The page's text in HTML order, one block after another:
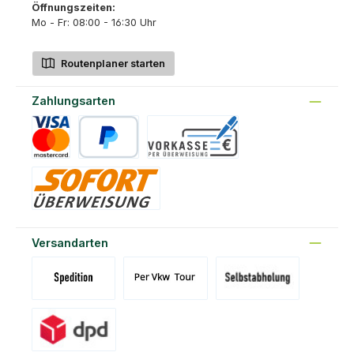
Öffnungszeiten:
Mo - Fr: 08:00 - 16:30 Uhr
Routenplaner starten
Zahlungsarten
Versandarten